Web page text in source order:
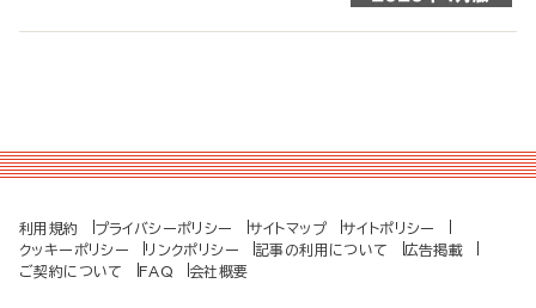
利用規約 プライバシーポリシー サイトマップ
サイトポリシー
クッキーポリシー
リンクポリシー 記事の利用について
広告掲載
ご契約について
FAQ 会社概要